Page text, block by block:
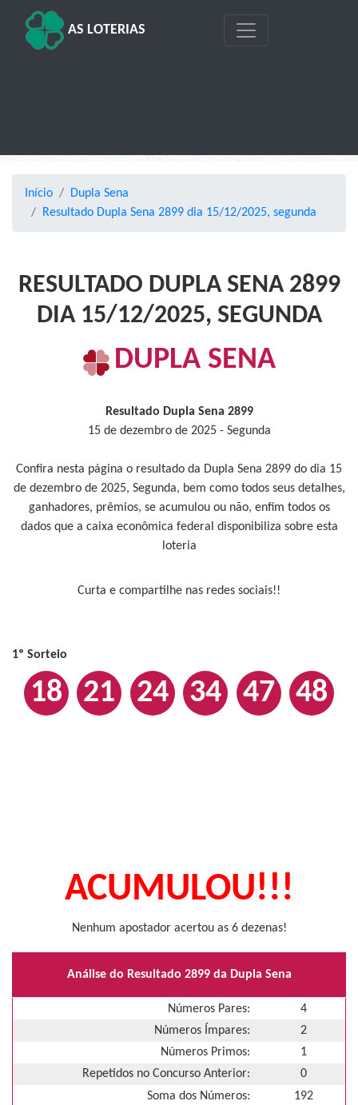
AS LOTERIAS
Início
Dupla Sena
Resultado Dupla Sena 2899 dia 15/12/2025, segunda
RESULTADO DUPLA SENA 2899
DIA 15/12/2025, SEGUNDA
DUPLA SENA
Resultado Dupla Sena 2899
15 de dezembro de 2025 - Segunda
Confira nesta página o resultado da Dupla Sena 2899 do dia 15
de dezembro de 2025, Segunda, bem como todos seus detalhes,
ganhadores, prêmios, se acumulou ou não, enfim todos os
dados que a caixa econômica federal disponibiliza sobre esta
loteria
Curta e compartilhe nas redes sociais!!
1º Sorteio
18 21 24 34 47 48
ACUMULOU!!!
Nenhum apostador acertou as 6 dezenas!
Análise do Resultado 2899 da Dupla Sena
Números Pares:
4
Números Ímpares:
2
Números Primos:
1
Repetidos no Concurso Anterior:
0
Soma dos Números:
192